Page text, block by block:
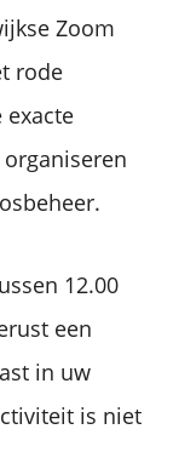
Zoom
rode
12.00
een
in uw
is niet